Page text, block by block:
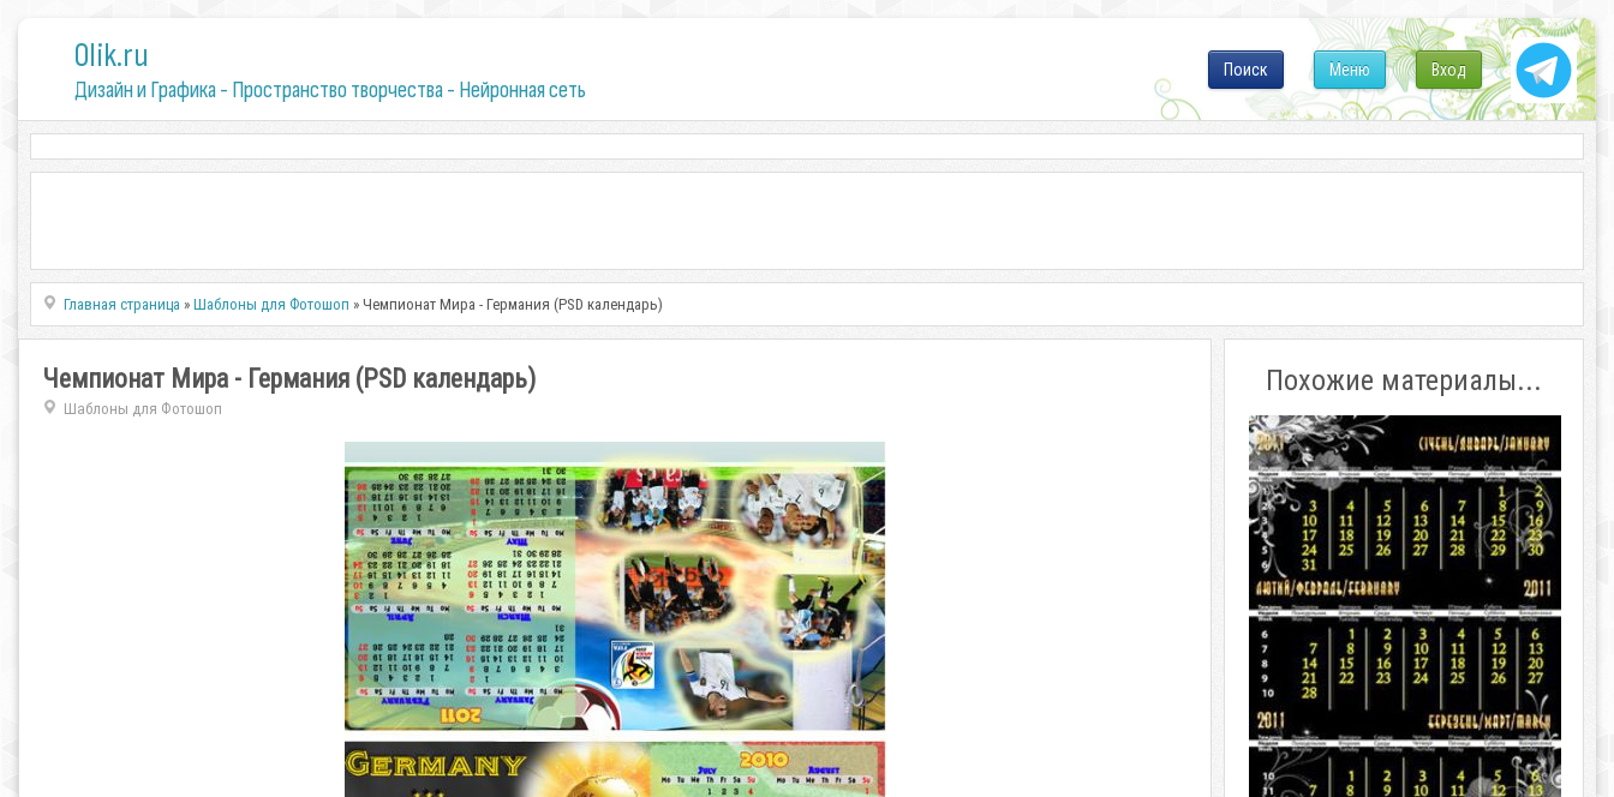
0lik.ru
Дизайн и Графика - Пространство творчества - Нейронная сеть
Вход
Меню
Поиск
Главная страница »Шаблоны для Фотошоп » Чемпионат Мира - Германия (PSD календарь)
Чемпионат Мира - Германия (PSD календарь)
Шаблоны для Фотошоп
Похожие материалы...